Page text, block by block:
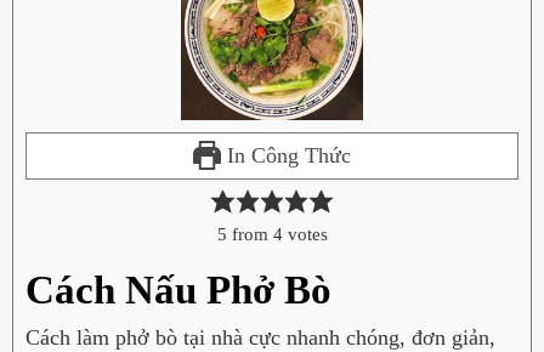
In Công Thức
5 from 4votes
Cách Nấu Phở Bò
Cách làm phở bò tại nhà cực nhanh chóng, đơn giản,